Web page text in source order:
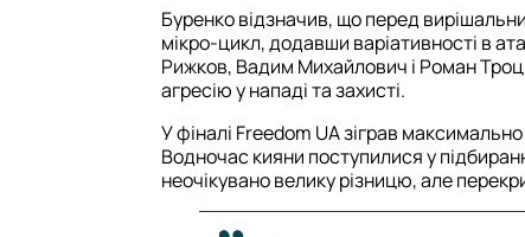
Буренко відзначив, що перед
мікро-цикл, додавши варіативності в
Рижков, Вадим Михайлович і Роман
агресію у нападі та захисті.
У фіналі Freedom UA зіграв
Водночас кияни поступилися у
неочікувано велику різницю, але